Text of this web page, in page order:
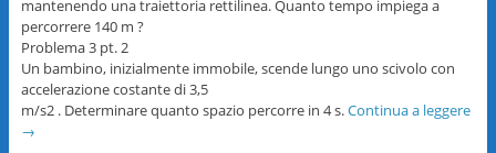
mantenendo una traiettoria rettilinea. Quanto tempo impiega a
percorrere 140 m ?
Problema 3 pt. 2
Un bambino, inizialmente immobile, scende lungo uno scivolo con
accelerazione costante di 3,5
m/s2 . Determinare quanto spazio percorre in 4 s.Continua a leggere
→